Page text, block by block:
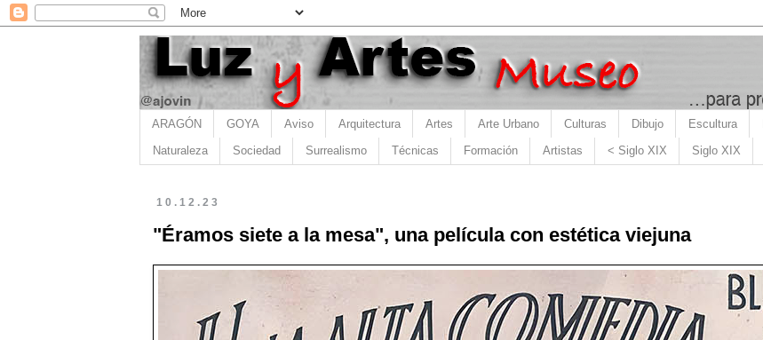
ARAGÓN GOYA Aviso Arquitectura Artes Arte Urbano Culturas Dibujo Escultura
Naturaleza Sociedad Surrealismo Técnicas Formación Artistas < Siglo XIX Siglo XIX
10.12.23
"Éramos siete a la mesa", una película con estética viejuna